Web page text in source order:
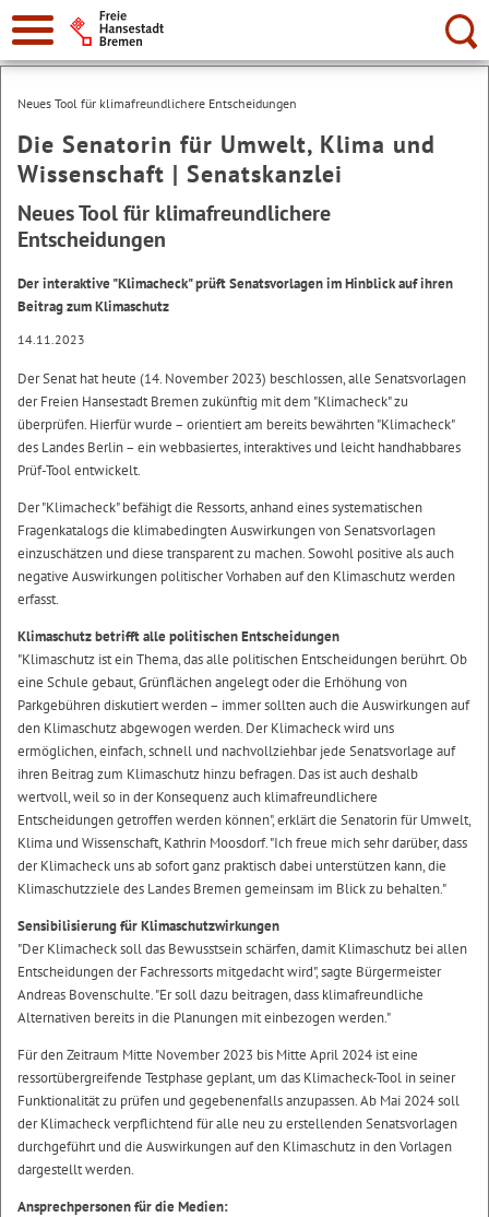
Suche:
Neues Tool für klimafreundlichere Entscheidungen
Die Senatorin für Umwelt, Klima und
Wissenschaft | Senatskanzlei
Neues Tool für klimafreundlichere
Entscheidungen
Der interaktive "Klimacheck" prüft Senatsvorlagen im Hinblick auf ihren
Beitrag zum Klimaschutz
14.11.2023
Der Senat hat heute (14. November 2023) beschlossen, alle Senatsvorlagen
der Freien Hansestadt Bremen zukünftig mit dem "Klimacheck" zu
überprüfen. Hierfür wurde – orientiert am bereits bewährten "Klimacheck"
des Landes Berlin – ein webbasiertes, interaktives und leicht handhabbares
Prüf-Tool entwickelt.
Der "Klimacheck" befähigt die Ressorts, anhand eines systematischen
Fragenkatalogs die klimabedingten Auswirkungen von Senatsvorlagen
einzuschätzen und diese transparent zu machen. Sowohl positive als auch
negative Auswirkungen politischer Vorhaben auf den Klimaschutz werden
erfasst.
Klimaschutz betrifft alle politischen Entscheidungen
"Klimaschutz ist ein Thema, das alle politischen Entscheidungen berührt. Ob
eine Schule gebaut, Grünflächen angelegt oder die Erhöhung von
Parkgebühren diskutiert werden – immer sollten auch die Auswirkungen auf
den Klimaschutz abgewogen werden. Der Klimacheck wird uns
ermöglichen, einfach, schnell und nachvollziehbar jede Senatsvorlage auf
ihren Beitrag zum Klimaschutz hinzu befragen. Das ist auch deshalb
wertvoll, weil so in der Konsequenz auch klimafreundlichere
Entscheidungen getroffen werden können", erklärt die Senatorin für Umwelt,
Klima und Wissenschaft, Kathrin Moosdorf. "Ich freue mich sehr darüber, dass
der Klimacheck uns ab sofort ganz praktisch dabei unterstützen kann, die
Klimaschutzziele des Landes Bremen gemeinsam im Blick zu behalten."
Sensibilisierung für Klimaschutzwirkungen
"Der Klimacheck soll das Bewusstsein schärfen, damit Klimaschutz bei allen
Entscheidungen der Fachressorts mitgedacht wird", sagte Bürgermeister
Andreas Bovenschulte. "Er soll dazu beitragen, dass klimafreundliche
Alternativen bereits in die Planungen mit einbezogen werden."
Für den Zeitraum Mitte November 2023 bis Mitte April 2024 ist eine
ressortübergreifende Testphase geplant, um das Klimacheck-Tool in seiner
Funktionalität zu prüfen und gegebenenfalls anzupassen. Ab Mai 2024 soll
der Klimacheck verpflichtend für alle neu zu erstellenden Senatsvorlagen
durchgeführt und die Auswirkungen auf den Klimaschutz in den Vorlagen
dargestellt werden.
Ansprechpersonen für die Medien: